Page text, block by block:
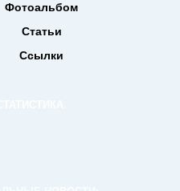
Фотоальбом
Статьи
Ссылки